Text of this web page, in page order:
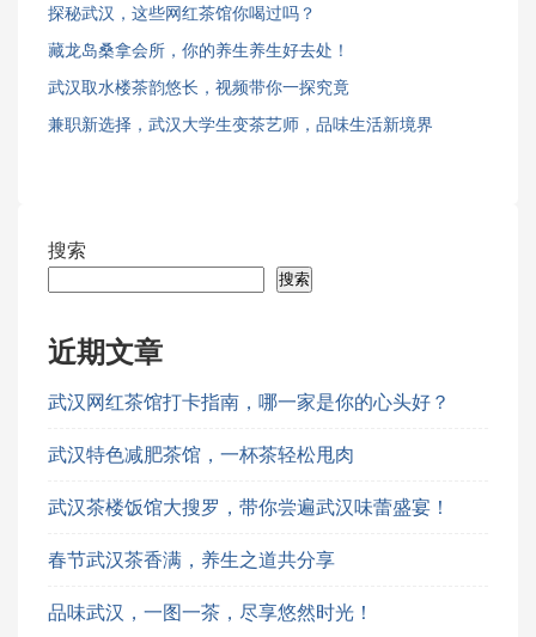
探秘武汉，这些网红茶馆你喝过吗？
藏龙岛桑拿会所，你的养生养生好去处！
武汉取水楼茶韵悠长，视频带你一探究竟
兼职新选择，武汉大学生变茶艺师，品味生活新境界
搜索
搜索
近期文章
武汉网红茶馆打卡指南，哪一家是你的心头好？
武汉特色减肥茶馆，一杯茶轻松甩肉
武汉茶楼饭馆大搜罗，带你尝遍武汉味蕾盛宴！
春节武汉茶香满，养生之道共分享
品味武汉，一图一茶，尽享悠然时光！